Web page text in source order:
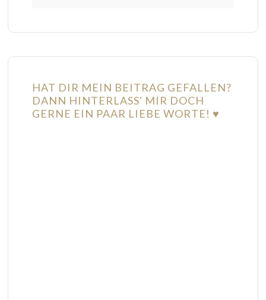
HAT DIR MEIN BEITRAG GEFALLEN?
DANN HINTERLASS' MIR DOCH
GERNE EIN PAAR LIEBE WORTE! ♥